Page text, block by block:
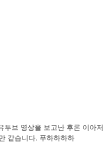
투브 영상을 보고난 후론 이아저
같습니다. 푸하하하하